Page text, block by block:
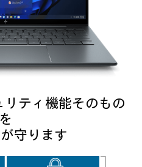
リティ機能そのもの
を
守ります